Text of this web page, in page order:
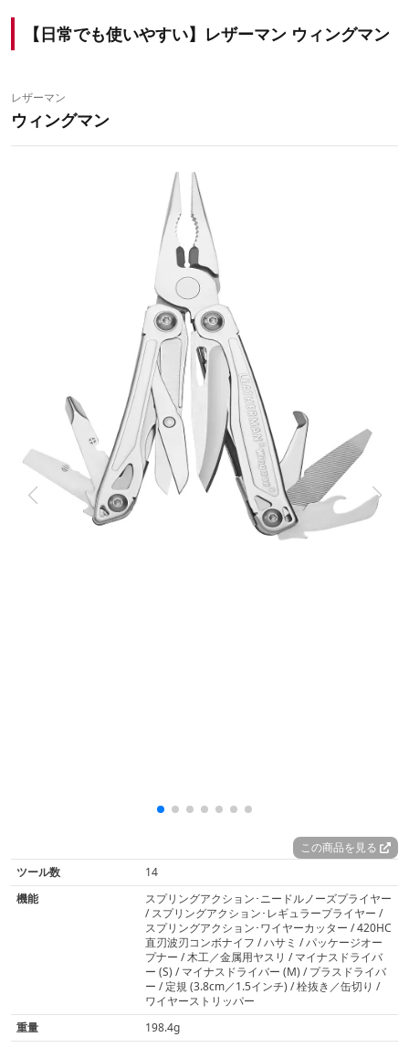
【日常でも使いやすい】レザーマン ウィングマン
レザーマン
ウィングマン
この商品を見る
ツール数
14
機能
スプリングアクション･ニードルノーズプライヤー
/ スプリングアクション･レギュラープライヤー /
スプリングアクション･ワイヤーカッター / 420HC
直刃波刃コンボナイフ / ハサミ / パッケージオー
プナー / 木工／金属用ヤスリ / マイナスドライバ
ー (S) / マイナスドライバー (M) / プラスドライバ
ー / 定規 (3.8cm／1.5インチ) / 栓抜き／缶切り /
ワイヤーストリッパー
重量
198.4g